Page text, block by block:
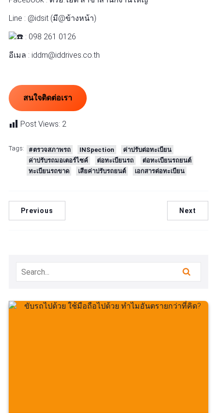
Line : @idsit (มี@ข้างหน้า)
: 098 261 0126
อีเมล : iddm@iddrives.co.th
สนใจติดต่อเรา
Post Views: 2
Tags: #ตรวจสภาพรถ INSpection
ค่าปรับต่อทะเบียน
ค่าปรับรถมอเตอร์ไซค์
ต่อทะเบียนรถ
ต่อทะเบียนรถยนต์
ทะเบียนรถขาด
เสียค่าปรับรถยนต์ เอกสารต่อทะเบียน
Previous Next